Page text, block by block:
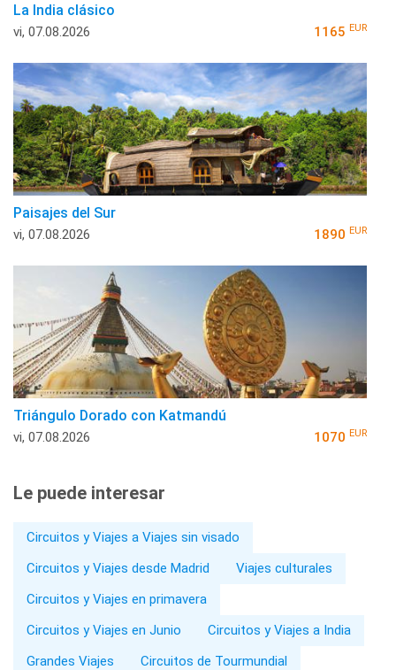
La India clásico
vi, 07.08.2026 1165 EUR
Paisajes del Sur
vi, 07.08.2026 1890 EUR
Triángulo Dorado con Katmandú
vi, 07.08.2026 1070 EUR
Le puede interesar
Circuitos y Viajes a Viajes sin visado
Circuitos y Viajes desde Madrid
Viajes culturales
Circuitos y Viajes en primavera
Circuitos y Viajes en Junio
Circuitos y Viajes a India
Grandes Viajes
Circuitos de Tourmundial